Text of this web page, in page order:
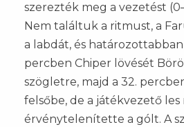
szerezték meg a vezetést
Nem találtuk a ritmust, a
a labdát, és
percben Chiper lövését
szögletre, majd a 32.
felsőbe, de a játékvezető les
érvénytelenítette a gólt. A